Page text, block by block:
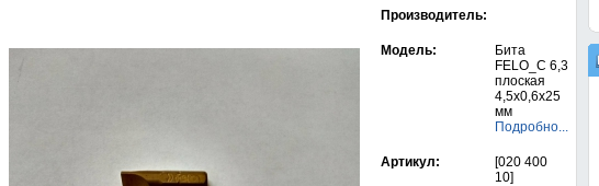
Производитель:
Модель:
Бита
FELO_С 6,3
плоская
4,5х0,6х25
мм
Подробно...
Артикул:
[020 400
10]